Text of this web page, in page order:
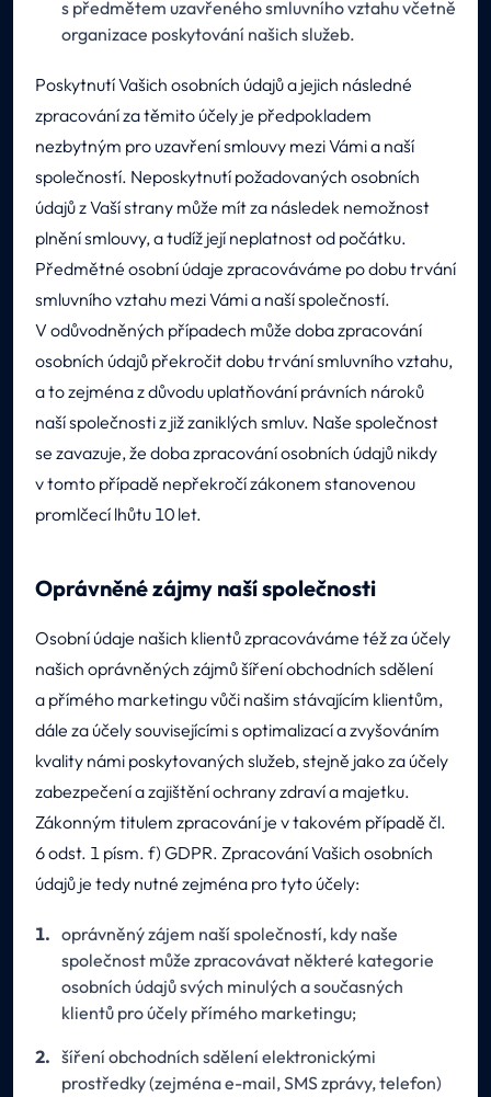
s předmětem uzavřeného smluvního vztahu včetně
organizace poskytování našich služeb.
Poskytnutí Vašich osobních údajů a jejich následné
zpracování za těmito účely je předpokladem
nezbytným pro uzavření smlouvy mezi Vámi a naší
společností. Neposkytnutí požadovaných osobních
údajů z Vaší strany může mít za následek nemožnost
plnění smlouvy, a tudíž její neplatnost od počátku.
Předmětné osobní údaje zpracováváme po dobu trvání
smluvního vztahu mezi Vámi a naší společností.
V odůvodněných případech může doba zpracování
osobních údajů překročit dobu trvání smluvního vztahu,
a to zejména z důvodu uplatňování právních nároků
naší společnosti z již zaniklých smluv. Naše společnost
se zavazuje, že doba zpracování osobních údajů nikdy
v tomto případě nepřekročí zákonem stanovenou
promlčecí lhůtu 10 let.
Oprávněné zájmy naší společnosti
Osobní údaje našich klientů zpracováváme též za účely
našich oprávněných zájmů šíření obchodních sdělení
a přímého marketingu vůči našim stávajícím klientům,
dále za účely souvisejícími s optimalizací a zvyšováním
kvality námi poskytovaných služeb, stejně jako za účely
zabezpečení a zajištění ochrany zdraví a majetku.
Zákonným titulem zpracování je v takovém případě čl.
6 odst. 1 písm. f) GDPR. Zpracování Vašich osobních
údajů je tedy nutné zejména pro tyto účely:
oprávněný zájem naší společností, kdy naše
společnost může zpracovávat některé kategorie
osobních údajů svých minulých a současných
klientů pro účely přímého marketingu;
šíření obchodních sdělení elektronickými
prostředky (zejména e-mail, SMS zprávy, telefon)